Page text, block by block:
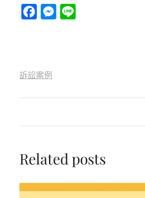
Facebook
Messenger
訴訟案例
Related posts